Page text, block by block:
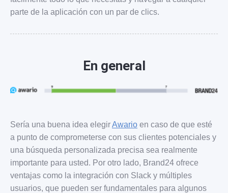
parte de la aplicación con un par de clics.
En general
Sería una buena idea elegirAwario en caso de que esté
a punto de comprometerse con sus clientes potenciales y
una búsqueda personalizada precisa sea realmente
importante para usted. Por otro lado, Brand24 ofrece
ventajas como la integración con Slack y múltiples
usuarios, que pueden ser fundamentales para algunos